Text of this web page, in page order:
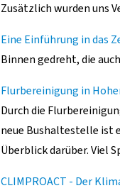
Zusätzlich wurden uns
Eine Einführung in das
Binnen gedreht, die
Flurbereinigung in
Durch die
neue Bushaltestelle ist
Überblick darüber. Viel
CLIMPROACT - Der